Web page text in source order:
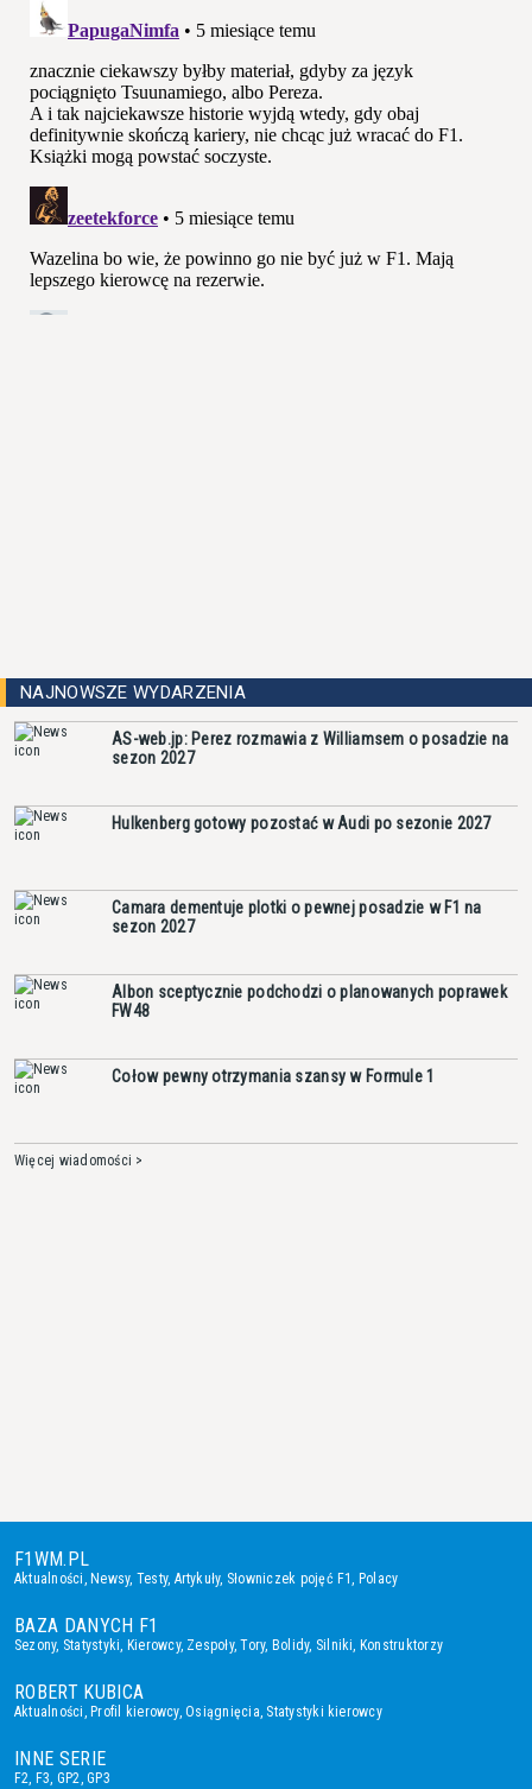
NAJNOWSZE WYDARZENIA
AS-web.jp: Perez rozmawia z Williamsem o posadzie na
sezon 2027
Hulkenberg gotowy pozostać w Audi po sezonie 2027
Camara dementuje plotki o pewnej posadzie w F1 na
sezon 2027
Albon sceptycznie podchodzi o planowanych poprawek
FW48
Cołow pewny otrzymania szansy w Formule 1
Więcej wiadomości >
F1WM.PL
Aktualności, Newsy, Testy, Artykuły, Słowniczek pojęć F1, Polacy
BAZA DANYCH F1
Sezony, Statystyki, Kierowcy, Zespoły,Tory, Bolidy, Silniki, Konstruktorzy
ROBERT KUBICA
Aktualności, Profil kierowcy,Osiągnięcia, Statystyki kierowcy
INNE SERIE
F2, F3, GP2,GP3